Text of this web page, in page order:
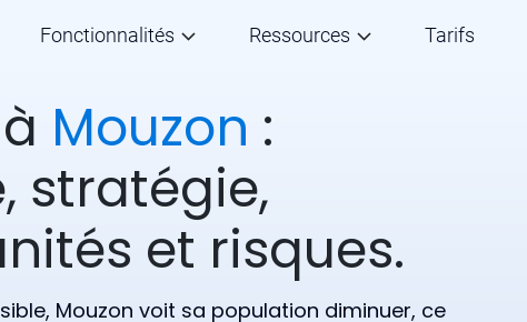
Fonctionnalités Ressources Tarifs
Mouzon :
stratégie,
et risques.
Mouzon voit sa population diminuer, ce